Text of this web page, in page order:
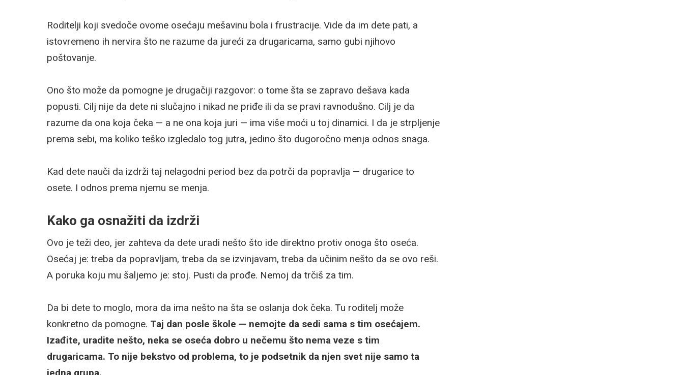
Roditelji koji svedoče ovome osećaju mešavinu bola i frustracije. Vide da im dete pati, a
istovremeno ih nervira što ne razume da jureći za drugaricama, samo gubi njihovo
poštovanje.
Ono što može da pomogne je drugačiji razgovor: o tome šta se zapravo dešava kada
popusti. Cilj nije da dete ni slučajno i nikad ne priđe ili da se pravi ravnodušno. Cilj je da
razume da ona koja čeka — a ne ona koja juri — ima više moći u toj dinamici. I da je strpljenje
prema sebi, ma koliko teško izgledalo tog jutra, jedino što dugoročno menja odnos snaga.
Kad dete nauči da izdrži taj nelagodni period bez da potrči da popravlja — drugarice to
osete. I odnos prema njemu se menja.
Kako ga osnažiti da izdrži
Ovo je teži deo, jer zahteva da dete uradi nešto što ide direktno protiv onoga što oseća.
Osećaj je: treba da popravljam, treba da se izvinjavam, treba da učinim nešto da se ovo reši.
A poruka koju mu šaljemo je: stoj. Pusti da prođe. Nemoj da trčiš za tim.
Da bi dete to moglo, mora da ima nešto na šta se oslanja dok čeka. Tu roditelj može
konkretno da pomogne. Taj dan posle škole — nemojte da sedi sama s tim osećajem.
Izađite, uradite nešto, neka se oseća dobro u nečemu što nema veze s tim
drugaricama. To nije bekstvo od problema, to je podsetnik da njen svet nije samo ta
jedna grupa.